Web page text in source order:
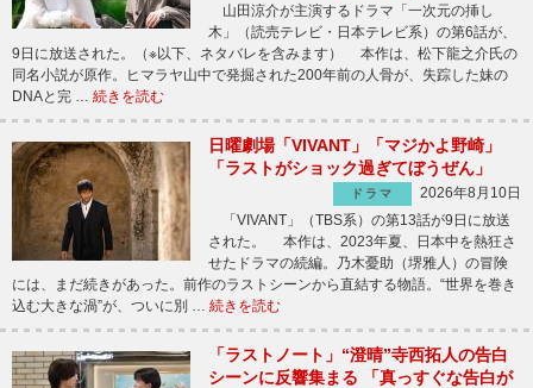
山田涼介が主演するドラマ「一次元の挿し
木」（読売テレビ・日本テレビ系）の第6話が、
9日に放送された。（※以下、ネタバレを含みます） 本作は、松下龍之介氏の
同名小説が原作。ヒマラヤ山中で発掘された200年前の人骨が、失踪した妹の
DNAと完 … 続きを読む
日曜劇場「VIVANT」「マジかよ野崎」
「ラストがショック過ぎてぼうぜん」
ドラマ
2026年8月10日
「VIVANT」（TBS系）の第13話が9日に放送
された。 本作は、2023年夏、日本中を熱狂さ
せたドラマの続編。乃木憂助（堺雅人）の冒険
には、まだ続きがあった。前作のラストシーンから直結する物語。“世界を巻き
込む大きな渦”が、ついに別 … 続きを読む
「ラストノート」“澄晴”寺西拓人の告白
シーンに反響集まる 「真っすぐな告白が